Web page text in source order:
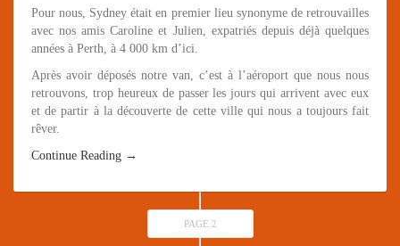
Pour nous, Sydney était en premier lieu synonyme de retrouvailles
avec nos amis Caroline et Julien, expatriés depuis déjà quelques
années à Perth, à 4 000 km d’ici.
Après avoir déposés notre van, c’est à l’aéroport que nous nous
retrouvons, trop heureux de passer les jours qui arrivent avec eux
et de partir à la découverte de cette ville qui nous a toujours fait
rêver.
Continue Reading →
PAGE 2